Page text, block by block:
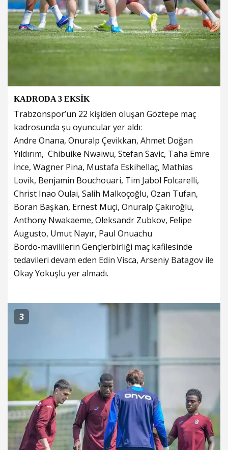
KADRODA 3 EKSİK
Trabzonspor’un 22 kişiden oluşan Göztepe maç
kadrosunda şu oyuncular yer aldı:
Andre Onana, Onuralp Çevikkan, Ahmet Doğan
Yıldırım, ⁠ Chibuike Nwaiwu, Stefan Savic, Taha Emre
İnce, Wagner Pina, Mustafa Eskihellaç, Mathias
Lovik, Benjamin Bouchouari, Tim Jabol Folcarelli,
Christ Inao Oulai, Salih Malkoçoğlu, Ozan Tufan,
Boran Başkan, Ernest Muçi, Onuralp Çakıroğlu,
Anthony Nwakaeme, Oleksandr Zubkov, Felipe
Augusto, Umut Nayır, Paul Onuachu
Bordo-mavililerin Gençlerbirliği maç kafilesinde
tedavileri devam eden Edin Visca, Arseniy Batagov ile
Okay Yokuşlu yer almadı.
3